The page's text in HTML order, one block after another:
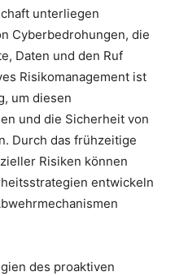
unterliegen
Cyberbedrohungen, die
Daten und den Ruf
Risikomanagement ist
um diesen
und die Sicherheit von
Durch das frühzeitige
Risiken können
entwickeln
des proaktiven